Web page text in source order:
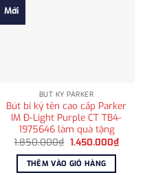
Mới
BÚT KÝ PARKER
Bút bi ký tên cao cấp Parker
IM Đ-Light Purple CT TB4-
1975646 làm quà tặng
1.850.000₫ Giá
là:
1.850.000₫.
1.450.000₫Giá
hiện
THÊM VÀO GIỎ HÀNG